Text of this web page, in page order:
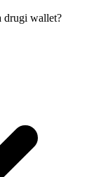
drugi wallet?